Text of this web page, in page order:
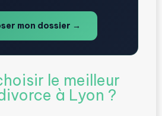
mon dossier →
le meilleur
à Lyon ?